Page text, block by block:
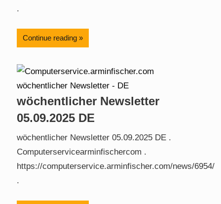
.
Continue reading
wöchentlicher Newsletter
05.09.2025 DE
wöchentlicher Newsletter 05.09.2025 DE .
Computerservicearminfischercom .
https://computerservice.arminfischer.com/news/6954/
.